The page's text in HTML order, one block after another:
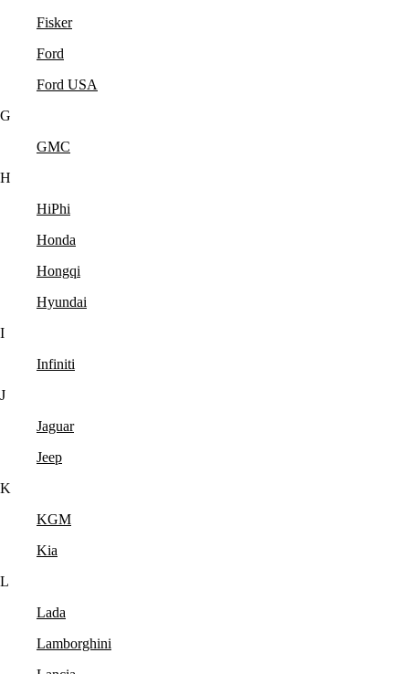
Fisker
Ford
Ford USA
G
GMC
H
HiPhi
Honda
Hongqi
Hyundai
I
Infiniti
J
Jaguar
Jeep
K
KGM
Kia
L
Lada
Lamborghini